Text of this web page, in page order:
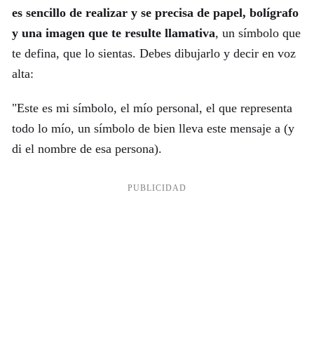
es sencillo de realizar y se precisa de papel, bolígrafo
y una imagen que te resulte llamativa, un símbolo que
te defina, que lo sientas. Debes dibujarlo y decir en voz
alta:
"Este es mi símbolo, el mío personal, el que representa
todo lo mío, un símbolo de bien lleva este mensaje a (y
di el nombre de esa persona).